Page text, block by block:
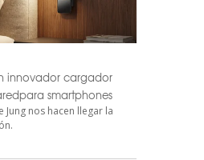
innovador cargador
smartphones
nos hacen llegar la